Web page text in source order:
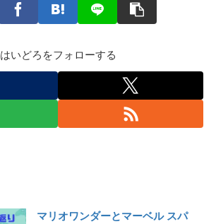
はいどろをフォローする
マリオワンダーとマーベル スパ